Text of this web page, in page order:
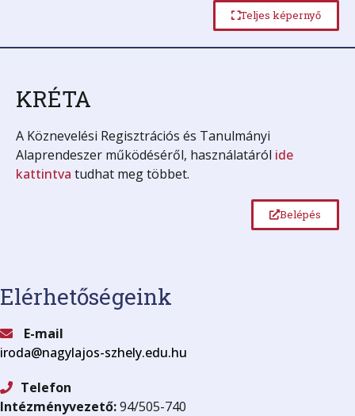
Teljes képernyő
KRÉTA
A Köznevelési Regisztrációs és Tanulmányi
Alaprendeszer működéséről, használatáról ide
kattintva tudhat meg többet.
Belépés
Elérhetőségeink
E-mail
iroda@nagylajos-szhely.edu.hu
Telefon
Intézményvezető:94/505-740